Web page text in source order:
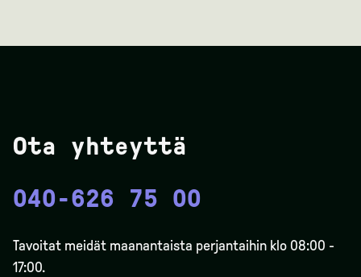
Ota yhteyttä
040-626 75 00
Tavoitat meidät maanantaista perjantaihin klo 08:00 -
17:00.